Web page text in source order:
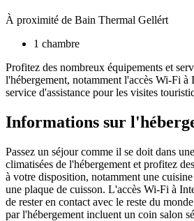
À proximité de Bain Thermal Gellért
1 chambre
Profitez des nombreux équipements et
l'hébergement, notamment l'accès Wi-Fi à
service d'assistance pour les visites
Informations sur
Passez un séjour comme il se doit dans
climatisées de l'hébergement et profitez
à votre disposition, notamment une
une plaque de cuisson. L'accès Wi-Fi à
de rester en contact avec le reste du
par l'hébergement incluent un coin salon